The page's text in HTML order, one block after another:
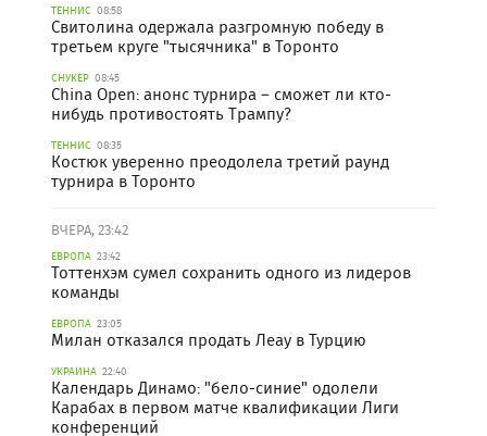
ТЕННИС 08:58
Свитолина одержала разгромную победу в
третьем круге "тысячника" в Торонто
СНУКЕР 08:45
China Open: анонс турнира – сможет ли кто-
нибудь противостоять Трампу?
ТЕННИС 08:35
Костюк уверенно преодолела третий раунд
турнира в Торонто
ВЧЕРА, 23:42
ЕВРОПА 23:42
Тоттенхэм сумел сохранить одного из лидеров
команды
ЕВРОПА 23:05
Милан отказался продать Леау в Турцию
УКРАИНА 22:40
Календарь Динамо: "бело-синие" одолели
Карабах в первом матче квалификации Лиги
конференций